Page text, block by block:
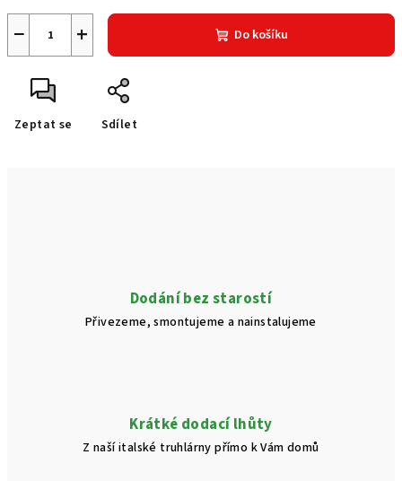
+
− Do košíku
Zeptat se Sdílet
Dodání bez starostí
Přivezeme, smontujeme a nainstalujeme
Krátké dodací lhůty
Z naší italské truhlárny přímo k Vám domů